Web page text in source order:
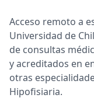
Acceso remoto a
Universidad de
de consultas
y acreditados en
otras
Hipofisiaria.